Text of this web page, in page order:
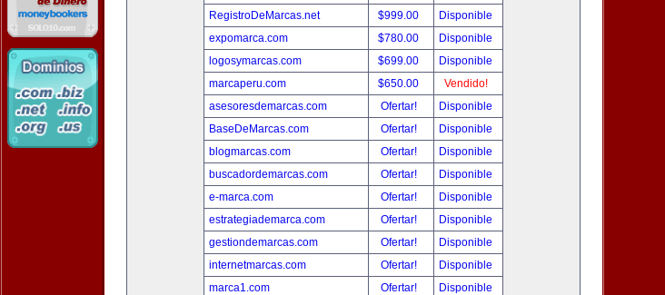
RegistroDeMarcas.net
$999.00
Disponible
expomarca.com
$780.00
Disponible
logosymarcas.com
$699.00
Disponible
marcaperu.com
$650.00
Vendido!
asesoresdemarcas.com
Ofertar!
Disponible
BaseDeMarcas.com
Ofertar!
Disponible
blogmarcas.com
Ofertar!
Disponible
buscadordemarcas.com
Ofertar!
Disponible
e-marca.com
Ofertar!
Disponible
estrategiademarca.com
Ofertar!
Disponible
gestiondemarcas.com
Ofertar!
Disponible
internetmarcas.com
Ofertar!
Disponible
marca1.com
Ofertar!
Disponible